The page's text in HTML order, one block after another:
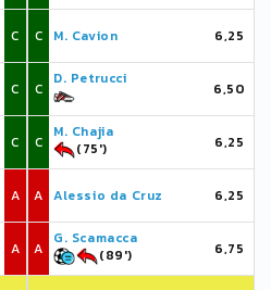
C
C
C
A
A
C M. Cavion 6,25
C
D. Petrucci
6,50
C
M. Chajia
(75')
6,25
A Alessio da Cruz 6,25
A
G. Scamacca
(89')
6,75